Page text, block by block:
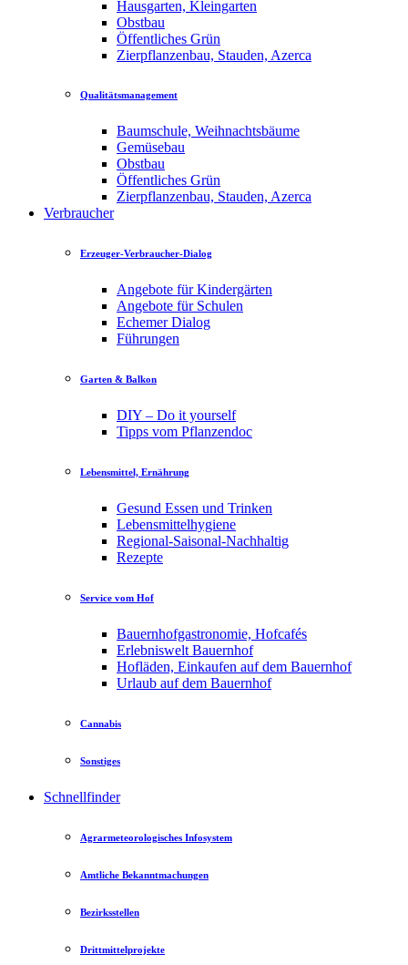
Hausgarten, Kleingarten
Obstbau
Öffentliches Grün
Zierpflanzenbau, Stauden, Azerca
Qualitätsmanagement
Baumschule, Weihnachtsbäume
Gemüsebau
Obstbau
Öffentliches Grün
Zierpflanzenbau, Stauden, Azerca
Verbraucher
Erzeuger-Verbraucher-Dialog
Angebote für Kindergärten
Angebote für Schulen
Echemer Dialog
Führungen
Garten & Balkon
DIY – Do it yourself
Tipps vom Pflanzendoc
Lebensmittel, Ernährung
Gesund Essen und Trinken
Lebensmittelhygiene
Regional-Saisonal-Nachhaltig
Rezepte
Service vom Hof
Bauernhofgastronomie, Hofcafés
Erlebniswelt Bauernhof
Hofläden, Einkaufen auf dem Bauernhof
Urlaub auf dem Bauernhof
Cannabis
Sonstiges
Schnellfinder
Agrarmeteorologisches Infosystem
Amtliche Bekanntmachungen
Bezirksstellen
Drittmittelprojekte